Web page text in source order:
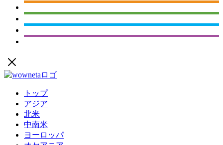
トップ
アジア
北米
中南米
ヨーロッパ